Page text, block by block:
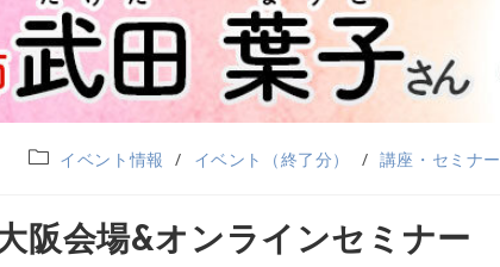
イベント情報 / イベント（終了分） / 講座・セミナー
大阪会場&オンラインセミナー